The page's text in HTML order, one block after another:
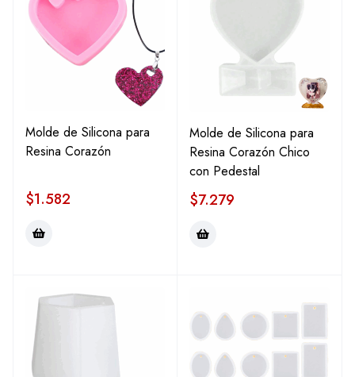
Molde de Silicona para
Resina Corazón
$1.582
Molde de Silicona para
Resina Corazón Chico
con Pedestal
$7.279